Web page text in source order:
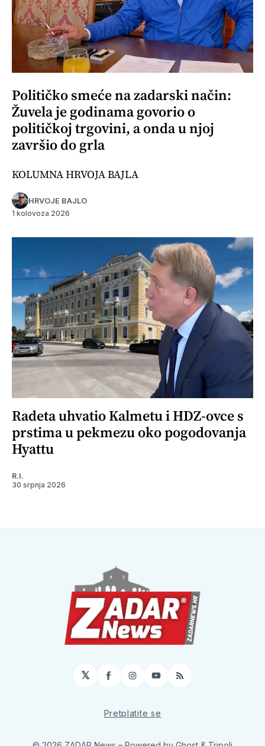
Političko smeće na zadarski način:
Žuvela je godinama govorio o
političkoj trgovini, a onda u njoj
završio do grla
KOLUMNA HRVOJA BAJLA
HRVOJE BAJLO
1 kolovoza 2026
Radeta uhvatio Kalmetu i HDZ-ovce s
prstima u pekmezu oko pogodovanja
Hyattu
R.I.
30 srpnja 2026
𝕏 Facebook
Instagram
YouTube
RSS
Pretplatite se